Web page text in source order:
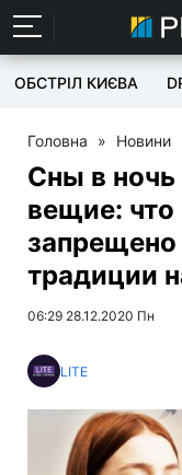
ОБСТРІЛ КИЄВА
Головна » Новини
Сны в ночь
вещие: что
запрещено
традиции
06:29 28.12.2020 Пн
LITE